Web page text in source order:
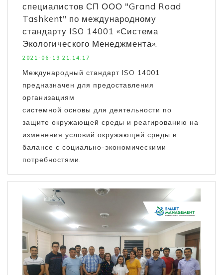
специалистов СП ООО "Grand Road
Tashkent" по международному
стандарту ISO 14001 «Система
Экологического Менеджмента».
2021-06-19 21:14:17
Международный стандарт ISO 14001
предназначен для предоставления
организациям
системной основы для деятельности по
защите окружающей среды и реагированию на
изменения условий окружающей среды в
балансе с социально-экономическими
потребностями.